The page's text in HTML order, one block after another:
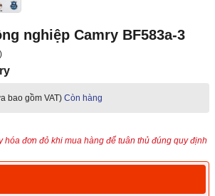
nghiệp Camry BF583a-3
bao gồm VAT) Còn hàng
hóa đơn đỏ khi mua hàng để tuân thủ đúng quy định